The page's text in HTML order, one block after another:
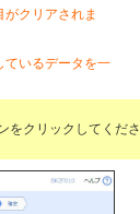
がクリアされま
ているデータを一
をクリックしてくださ